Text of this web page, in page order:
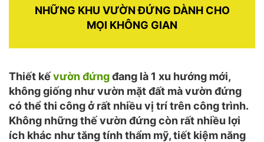
NHỮNG KHU VƯỜN ĐỨNG DÀNH CHO
MỌI KHÔNG GIAN
Thiết kếvườn đứngđang là 1 xu hướng mới,
không giống như vườn mặt đất mà vườn đứng
có thể thi công ở rất nhiều vị trí trên công trình.
Không những thế vườn đứng còn rất nhiều lợi
ích khác như tăng tính thẩm mỹ, tiết kiệm năng